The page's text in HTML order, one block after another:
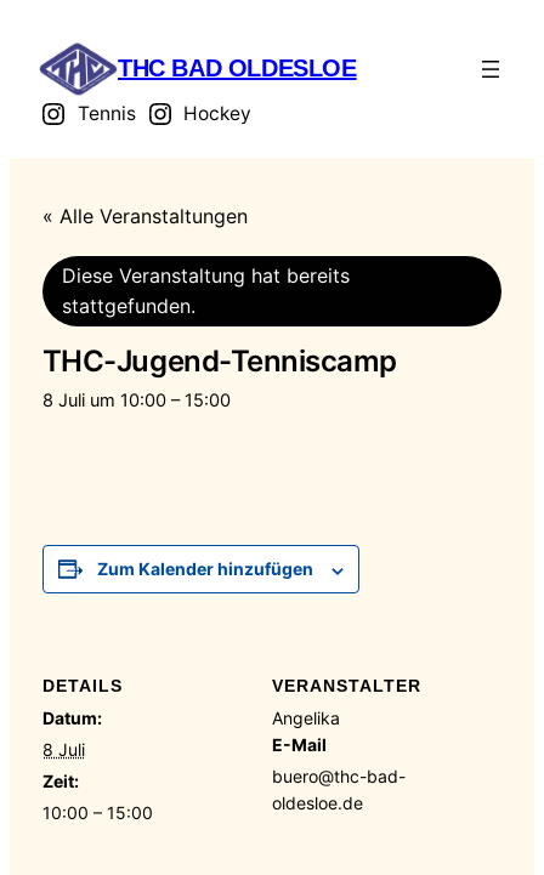
THC BAD OLDESLOE
Tennis Hockey
« Alle Veranstaltungen
Diese Veranstaltung hat bereits
stattgefunden.
THC-Jugend-Tenniscamp
8 Juli um 10:00–15:00
Zum Kalender hinzufügen
DETAILS
Datum:
8 Juli
Zeit:
10:00 – 15:00
VERANSTALTER
Angelika
E-Mail
buero@thc-bad-
oldesloe.de